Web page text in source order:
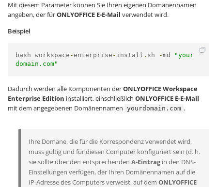
Mit diesem Parameter können Sie Ihren eigenen Domänennamen
angeben, der fürONLYOFFICE E-E-Mail verwendet wird.
Beispiel
bash workspace -enterprise - install . sh -md
"your
domain.com"
Dadurch werden alle Komponenten derONLYOFFICE Workspace
Enterprise Edition installiert, einschließlich ONLYOFFICE E-E-Mail
mit dem angegebenen Domänennamen yourdomain.com .
Ihre Domäne, die für die Korrespondenz verwendet wird,
muss gültig und für diesen Computer konfiguriert sein (d. h.
sie sollte über den entsprechenden A-Eintragin den DNS-
Einstellungen verfügen, der Ihren Domänennamen auf die
IP-Adresse des Computers verweist, auf dem ONLYOFFICE